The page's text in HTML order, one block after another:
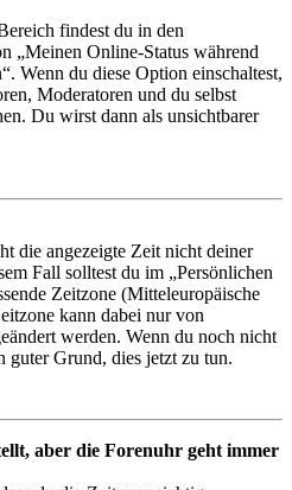
findest du in den
„Meinen Online-Status während
Wenn du diese Option einschaltest,
Moderatoren und du selbst
Du wirst dann als unsichtbarer
die angezeigte Zeit nicht deiner
Fall solltest du im „Persönlichen
Zeitzone (Mitteleuropäische
kann dabei nur von
werden. Wenn du noch nicht
guter Grund, dies jetzt zu tun.
aber die Forenuhr geht immer